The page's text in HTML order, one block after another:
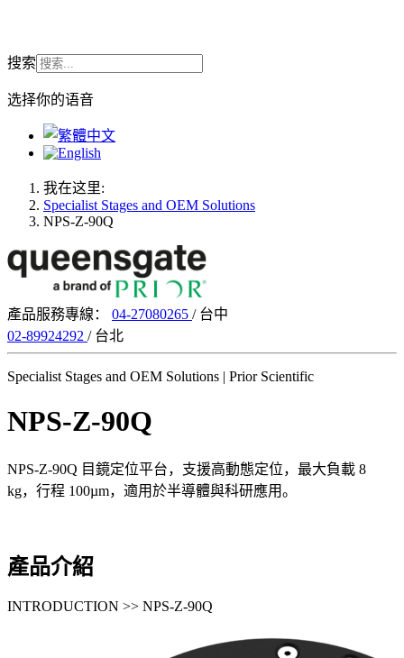
搜索
选择你的语音
我在这里:
Specialist Stages and OEM Solutions
NPS-Z-90Q
產品服務專線： 04-27080265 / 台中
02-89924292 / 台北
Specialist Stages and OEM Solutions | Prior Scientific
NPS-Z-90Q
NPS-Z-90Q 目鏡定位平台，支援高動態定位，最大負載 8
kg，行程 100µm，適用於半導體與科研應用。
產品介紹
INTRODUCTION >> NPS-Z-90Q